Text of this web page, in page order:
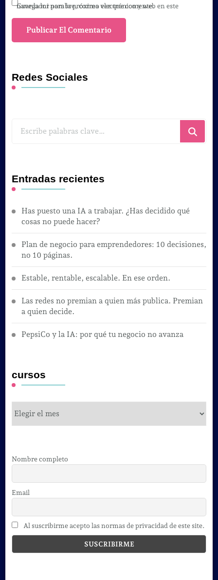
Guarda mi nombre, correo electrónico y web en este navegador para la próxima vez que comente.
Redes Sociales
Entradas recientes
Has puesto una IA a trabajar. ¿Has decidido qué
cosas no puede hacer?
Plan de negocio para emprendedores: 10 decisiones,
no 10 páginas.
Estable, rentable, escalable. En ese orden.
Las redes no premian a quien más publica. Premian
a quien decide.
PepsiCo y la IA: por qué tu negocio no avanza
cursos
Nombre completo
Email
Al suscribirme acepto las normas de privacidad de este site.